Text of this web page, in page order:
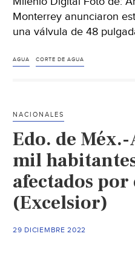
Monterrey anunciaron
una válvula de 48
AGUA CORTE DE AGUA
NACIONALES
Edo. de
mil
afectados
(Excelsior)
29 DICIEMBRE 2022